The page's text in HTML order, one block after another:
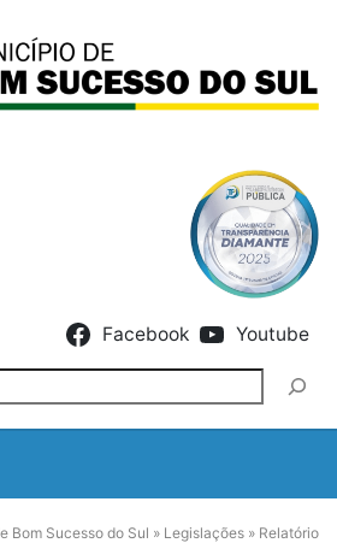
Facebook Youtube
Bom Sucesso do Sul » Legislações » Relatório